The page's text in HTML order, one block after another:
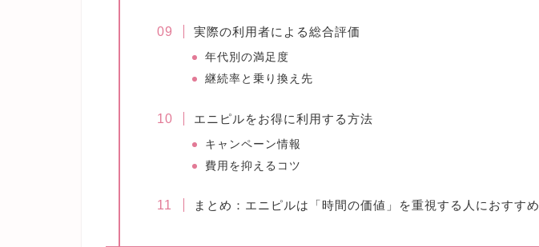
実際の利用者による総合評価
年代別の満足度
継続率と乗り換え先
エニピルをお得に利用する方法
キャンペーン情報
費用を抑えるコツ
まとめ：エニピルは「時間の価値」を重視する人におすすめ